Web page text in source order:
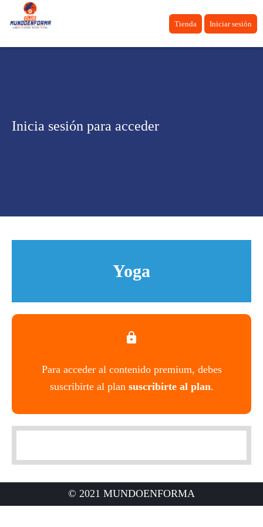
Tienda Iniciar sesión
Inicia sesión para acceder
Yoga
Para acceder al contenido premium, debes
suscribirte al plan suscribirte al plan.
© 2021 MUNDOENFORMA